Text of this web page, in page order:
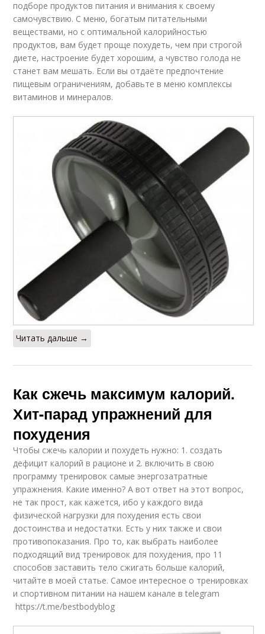
подборе продуктов питания и внимания к своему
самочувствию. С меню, богатым питательными
веществами, но с оптимальной калорийностью
продуктов, вам будет проще похудеть, чем при строгой
диете, настроение будет хорошим, а чувство голода не
станет вам мешать. Если вы отдаёте предпочтение
пищевым ограничениям, добавьте в меню комплексы
витаминов и минералов.
Читать дальше →
Как сжечь максимум калорий.
Хит-парад упражнений для
похудения
Чтобы сжечь калории и похудеть нужно: 1. создать
дефицит калорий в рационе и 2. включить в свою
программу тренировок самые энергозатратные
упражнения. Какие именно? А вот ответ на этот вопрос,
не так прост, как кажется, ибо у каждого вида
физической нагрузки для похудения есть свои
достоинства и недостатки. Есть у них также и свои
противопоказания. Про то, как выбрать наиболее
подходящий вид тренировок для похудения, про 11
способов заставить тело сжигать больше калорий,
читайте в моей статье. Самое интересное о тренировках
и спортивном питании на нашем канале в telegram
https://t.me/bestbodyblog